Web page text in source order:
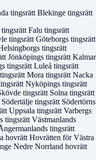
tingsrätt Blekinge tingsrätt
Falu tingsrätt
tingsrätt Göteborgs tingsrätt
tingsrätt
Jönköpings tingsrätt Kalmar
tingsrätt Luleå tingsrätt
Mora tingsrätt Nacka
Nyköpings tingsrätt
tingsrätt Solna tingsrätt
Södertälje tingsrätt Södertörns
Uppsala tingsrätt Varbergs
tingsrätt Västmanlands
tingsrätt
hovrätt Hovrätten för Västra
Nedre Norrland hovrätt